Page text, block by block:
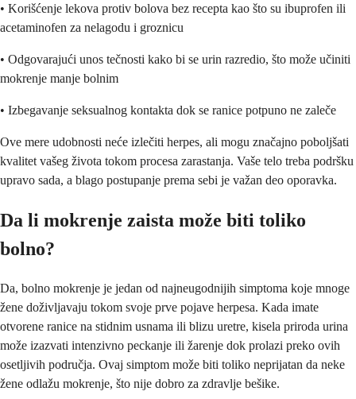
• Korišćenje lekova protiv bolova bez recepta kao što su ibuprofen ili
acetaminofen za nelagodu i groznicu
• Odgovarajući unos tečnosti kako bi se urin razredio, što može učiniti
mokrenje manje bolnim
• Izbegavanje seksualnog kontakta dok se ranice potpuno ne zaleče
Ove mere udobnosti neće izlečiti herpes, ali mogu značajno poboljšati
kvalitet vašeg života tokom procesa zarastanja. Vaše telo treba podršku
upravo sada, a blago postupanje prema sebi je važan deo oporavka.
Da li mokrenje zaista može biti toliko
bolno?
Da, bolno mokrenje je jedan od najneugodnijih simptoma koje mnoge
žene doživljavaju tokom svoje prve pojave herpesa. Kada imate
otvorene ranice na stidnim usnama ili blizu uretre, kisela priroda urina
može izazvati intenzivno peckanje ili žarenje dok prolazi preko ovih
osetljivih područja. Ovaj simptom može biti toliko neprijatan da neke
žene odlažu mokrenje, što nije dobro za zdravlje bešike.